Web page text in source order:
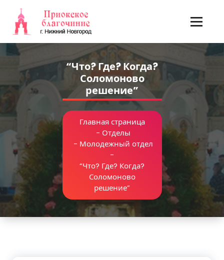
содержимому
“Что? Где? Когда?
Соломоново
решение”
Главная страница
- Отделы
- Молодежный отдел
-
“Что? Где? Когда?
Соломоново
решение”